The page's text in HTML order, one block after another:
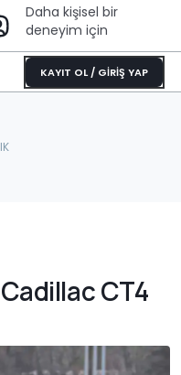
Daha kişisel bir
deneyim için
KAYIT OL / GİRİŞ YAP
CT4